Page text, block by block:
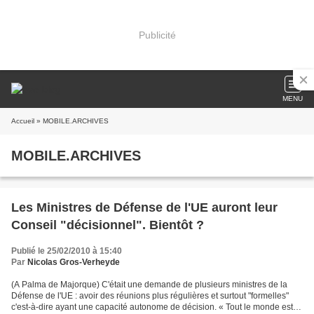
Publicité
MENU
Accueil » MOBILE.ARCHIVES
MOBILE.ARCHIVES
Les Ministres de Défense de l'UE auront leur
Conseil "décisionnel". Bientôt ?
Publié le 25/02/2010 à 15:40
Par Nicolas Gros-Verheyde
(A Palma de Majorque) C'était une demande de plusieurs ministres de la
Défense de l'UE : avoir des réunions plus régulières et surtout "formelles"
c'est-à-dire ayant une capacité autonome de décision. « Tout le monde est